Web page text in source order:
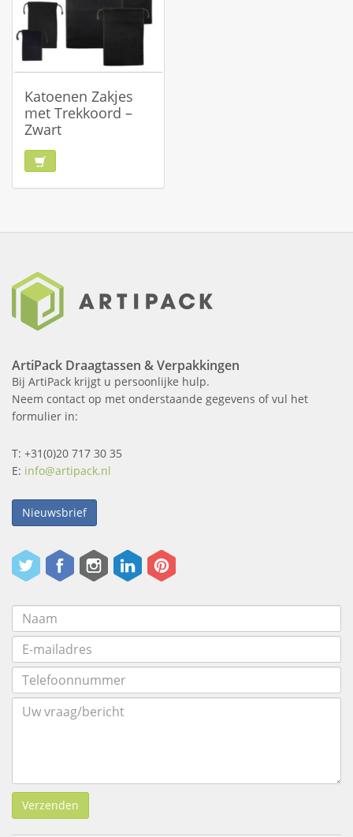
Katoenen Zakjes
met Trekkoord –
Zwart
ArtiPack Draagtassen & Verpakkingen
Bij ArtiPack krijgt u persoonlijke hulp.
Neem contact op met onderstaande gegevens of vul het
formulier in:
T: +31(0)20 717 30 35
E: info@artipack.nl
Nieuwsbrief
Verzenden